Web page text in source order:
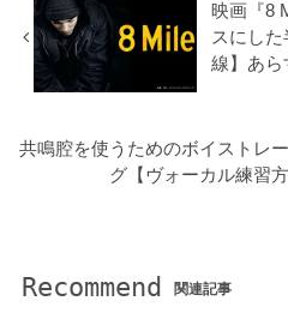
映画『8
スにし
線】あら
共鳴腔を使うためのボイストレ
グ【ヴォーカル練習方
Recommend 関連記事